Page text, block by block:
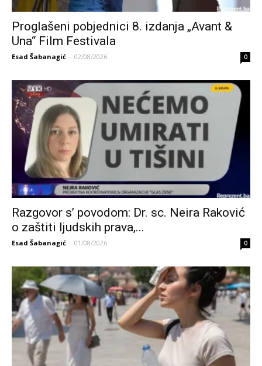
Proglašeni pobjednici 8. izdanja „Avant &
Una“ Film Festivala
Esad Šabanagić - 02/08/2026 0
Razgovor s’ povodom: Dr. sc. Neira Raković
o zaštiti ljudskih prava,...
Esad Šabanagić - 01/08/2026 0